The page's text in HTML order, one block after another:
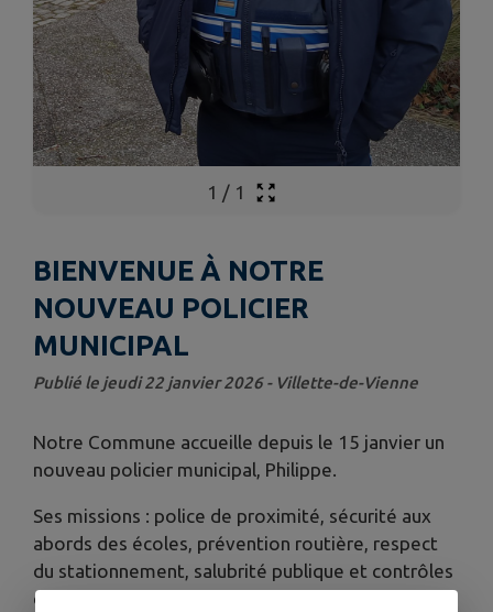
1 / 1
BIENVENUE À NOTRE
NOUVEAU POLICIER
MUNICIPAL
Publié le jeudi 22 janvier 2026 - Villette-de-Vienne
Notre Commune accueille depuis le 15 janvier un
nouveau policier municipal, Philippe.
Ses missions : police de proximité, sécurité aux
abords des écoles, prévention routière, respect
du stationnement, salubrité publique et contrôles
de circulation en lien avec la gendarmerie.